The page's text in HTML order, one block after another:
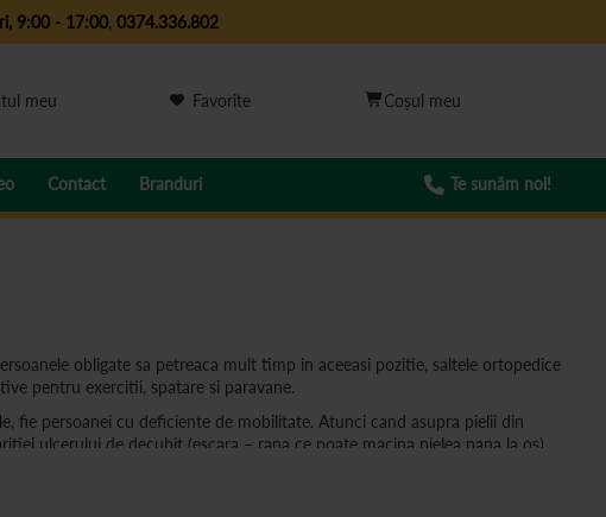
9:00 - 17:00, 0374.336.802
meu Favorite
Contact Branduri Te sunăm noi!
obligate sa petreaca mult timp in aceeasi pozitie, saltele ortopedice
pentru exercitii, spatare si paravane.
fie persoanei cu deficiente de mobilitate. Atunci cand asupra pielii din
ulcerului de decubit (escara – rana ce poate macina pielea pana la os).